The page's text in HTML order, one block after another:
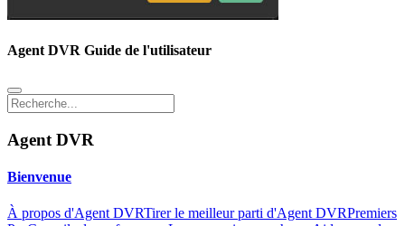
Agent DVR Guide de l'utilisateur
Agent DVR
Bienvenue
À propos d'Agent DVRTirer le meilleur parti d'Agent DVRPremiers